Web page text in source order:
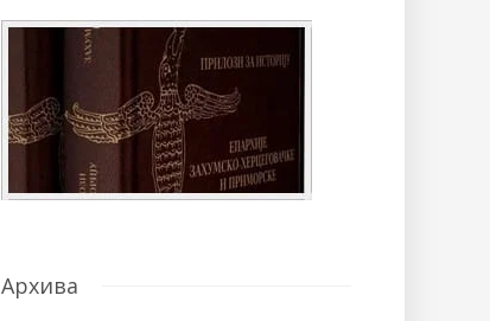
Архива